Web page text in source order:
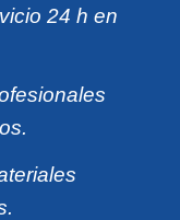
24 h en